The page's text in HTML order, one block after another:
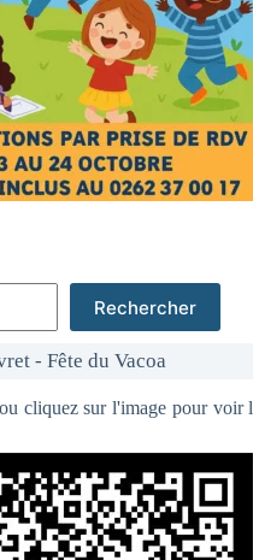
Rechercher
- Fête du Vacoa
cliquez sur l'image pour voir